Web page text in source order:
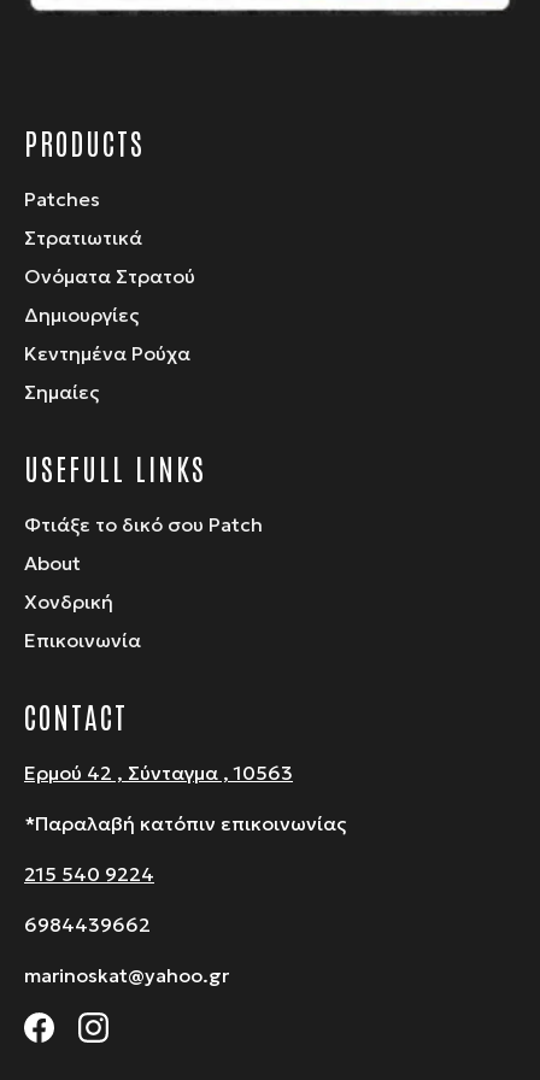
PRODUCTS
Patches
Στρατιωτικά
Ονόματα Στρατού
Δημιουργίες
Κεντημένα Ρούχα
Σημαίες
USEFULL LINKS
Φτιάξε το δικό σου Patch
About
Χονδρική
Επικοινωνία
CONTACT
Ερμού 42 , Σύνταγμα , 10563
*Παραλαβή κατόπιν επικοινωνίας
215 540 9224
6984439662
marinoskat@yahoo.gr